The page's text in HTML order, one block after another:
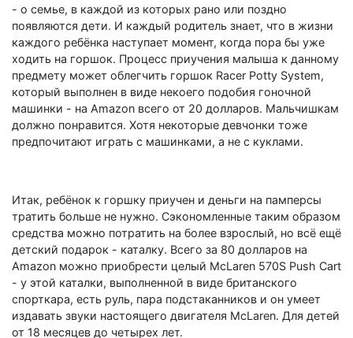
- о семье, в каждой из которых рано или поздно
появляются дети. И каждый родитель знает, что в жизни
каждого ребёнка наступает момент, когда пора бы уже
ходить на горшок. Процесс приучения малыша к данному
предмету может облегчить горшок Racer Potty System,
который выполнен в виде некоего подобия гоночной
машинки - на Amazon всего от 20 долларов. Мальчишкам
должно понравится. Хотя некоторые девчонки тоже
предпочитают играть с машинками, а не с куклами.
Итак, ребёнок к горшку приучен и деньги на памперсы
тратить больше не нужно. Сэкономленные таким образом
средства можно потратить на более взрослый, но всё ещё
детский подарок - каталку. Всего за 80 долларов на
Amazon можно приобрести целый McLaren 570S Push Cart
- у этой каталки, выполненной в виде британского
спорткара, есть руль, пара подстаканников и он умеет
издавать звуки настоящего двигателя McLaren. Для детей
от 18 месяцев до четырех лет.